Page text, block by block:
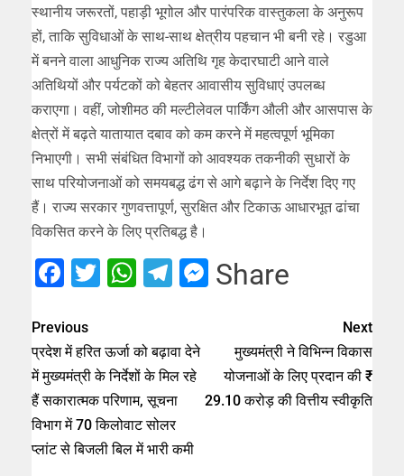
स्थानीय जरूरतों, पहाड़ी भूगोल और पारंपरिक वास्तुकला के अनुरूप
हों, ताकि सुविधाओं के साथ-साथ क्षेत्रीय पहचान भी बनी रहे। रडुआ
में बनने वाला आधुनिक राज्य अतिथि गृह केदारघाटी आने वाले
अतिथियों और पर्यटकों को बेहतर आवासीय सुविधाएं उपलब्ध
कराएगा। वहीं, जोशीमठ की मल्टीलेवल पार्किंग औली और आसपास के
क्षेत्रों में बढ़ते यातायात दबाव को कम करने में महत्वपूर्ण भूमिका
निभाएगी। सभी संबंधित विभागों को आवश्यक तकनीकी सुधारों के
साथ परियोजनाओं को समयबद्ध ढंग से आगे बढ़ाने के निर्देश दिए गए
हैं। राज्य सरकार गुणवत्तापूर्ण, सुरक्षित और टिकाऊ आधारभूत ढांचा
विकसित करने के लिए प्रतिबद्ध है।
Facebook
Twitter
WhatsApp
Telegram
Messenger
Share
Previous
प्रदेश में हरित ऊर्जा को बढ़ावा देने
में मुख्यमंत्री के निर्देशों के मिल रहे
हैं सकारात्मक परिणाम, सूचना
विभाग में 70 किलोवाट सोलर
प्लांट से बिजली बिल में भारी कमी
Next
मुख्यमंत्री ने विभिन्न विकास
योजनाओं के लिए प्रदान की ₹
29.10 करोड़ की वित्तीय स्वीकृति